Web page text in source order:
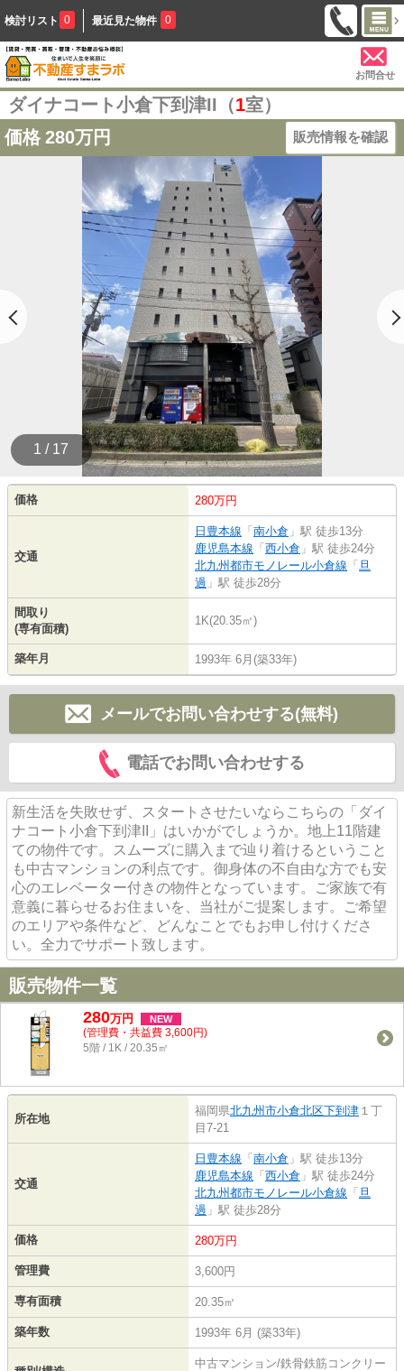
検討リスト 0 最近見た物件 0
お問合せ
ダイナコート小倉下到津II（1室）
価格 280万円 販売情報を確認
1 / 17
価格 280万円
交通
日豊本線 「 南小倉 」駅 徒歩13分
鹿児島本線 「 西小倉 」駅 徒歩24分
北九州都市モノレール小倉線 「 旦
過 」駅 徒歩28分
間取り
(専有面積)
1K(20.35㎡)
築年月 1993年 6月(築33年)
メールでお問い合わせする(無料)
電話でお問い合わせする
新生活を失敗せず、スタートさせたいならこちらの「ダイ
ナコート小倉下到津II」はいかがでしょうか。地上11階建
ての物件です。スムーズに購入まで辿り着けるということ
も中古マンションの利点です。御身体の不自由な方でも安
心のエレベーター付きの物件となっています。ご家族で有
意義に暮らせるお住まいを、当社がご提案します。ご希望
のエリアや条件など、どんなことでもお申し付けくださ
い。全力でサポート致します。
販売物件一覧
280万円 NEW
(管理費・共益費 3,600円)
5階 / 1K / 20.35㎡
所在地
福岡県北九州市小倉北区下到津 １丁
目7-21
交通
日豊本線 「 南小倉 」駅 徒歩13分
鹿児島本線 「 西小倉 」駅 徒歩24分
北九州都市モノレール小倉線 「 旦
過 」駅 徒歩28分
価格 280万円
管理費 3,600円
専有面積 20.35㎡
築年数 1993年 6月 (築33年)
中古マンション/鉄骨鉄筋コンクリー